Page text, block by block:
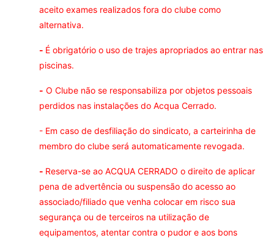
aceito exames realizados fora do clube como
alternativa.
- É obrigatório o uso de trajes apropriados ao entrar nas
piscinas.
- O Clube não se responsabiliza por objetos pessoais
perdidos nas instalações do Acqua Cerrado.
- Em caso de desfiliação do sindicato, a carteirinha de
membro do clube será automaticamente revogada.
- Reserva-se ao ACQUA CERRADO o direito de aplicar
pena de advertência ou suspensão do acesso ao
associado/filiado que venha colocar em risco sua
segurança ou de terceiros na utilização de
equipamentos, atentar contra o pudor e aos bons